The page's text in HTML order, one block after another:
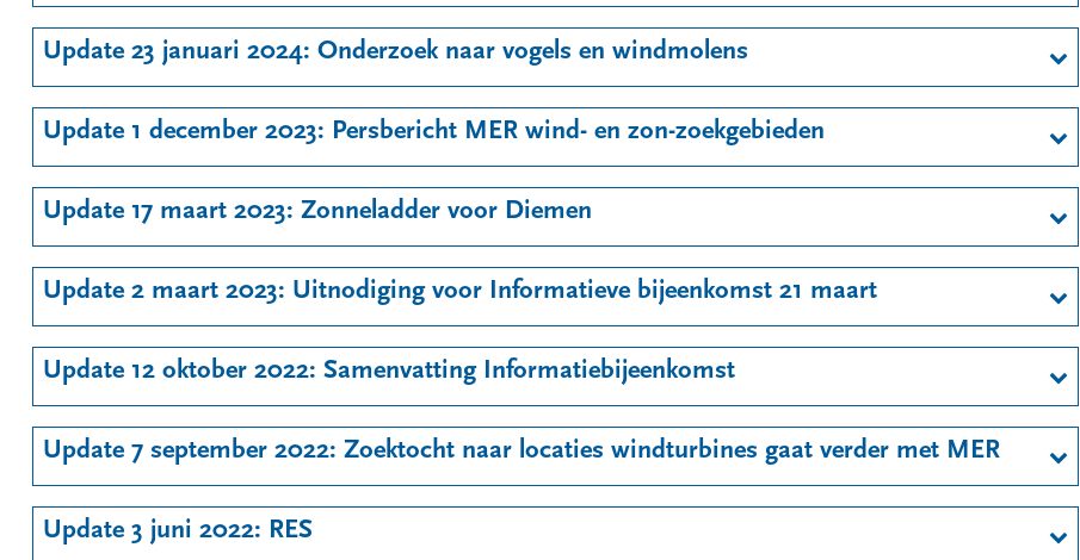
Update 23 januari 2024: Onderzoek naar vogels en windmolens
Update 1 december 2023: Persbericht MER wind- en zon-zoekgebieden
Update 17 maart 2023: Zonneladder voor Diemen
Update 2 maart 2023: Uitnodiging voor Informatieve bijeenkomst 21 maart
Update 12 oktober 2022: Samenvatting Informatiebijeenkomst
Update 7 september 2022: Zoektocht naar locaties windturbines gaat verder met MER
Update 3 juni 2022: RES